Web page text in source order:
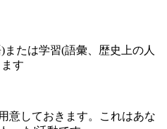
たは学習(語彙、歴史上の人
す
意しておきます。これはあな